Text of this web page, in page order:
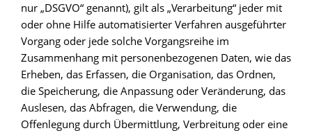
nur „DSGVO“ genannt), gilt als „Verarbeitung“ jeder mit
oder ohne Hilfe automatisierter Verfahren ausgeführter
Vorgang oder jede solche Vorgangsreihe im
Zusammenhang mit personenbezogenen Daten, wie das
Erheben, das Erfassen, die Organisation, das Ordnen,
die Speicherung, die Anpassung oder Veränderung, das
Auslesen, das Abfragen, die Verwendung, die
Offenlegung durch Übermittlung, Verbreitung oder eine